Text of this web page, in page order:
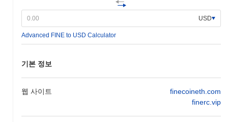
USD
Advanced FINE to USD Calculator
기본 정보
웹 사이트
finecoineth.com
finerc.vip
맵 업데이트를 통해 모니터링될 것입니다.
FINE의 차별점은 무엇인가요?
FINE은 혁신적인 Layer 2 아키텍처를 통해 전통적인 블록체인 솔
설계는 고급 샤딩 기술을 활용하여 거래의 병렬 처리를 가능하게
하여 확장성을 크게 개선합니다. 또한, FINE은 지분 증명과 위임
거버넌스를 결합한 독특한 합의 메커니즘을 통합하여 이해관계자
들이 의사 결정 과정에 적극적으로 참여할 수 있도록 합니다. 생태
계는 블록체인 분야의 주요 플레이어와의 전략적 파트너십으로 풍